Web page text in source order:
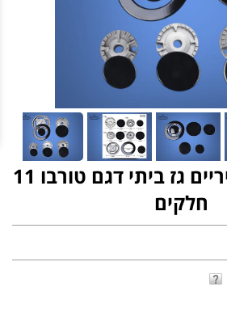
סט ראשי גז לכיריים גז ביתי דגם טורבו 11
חלקים